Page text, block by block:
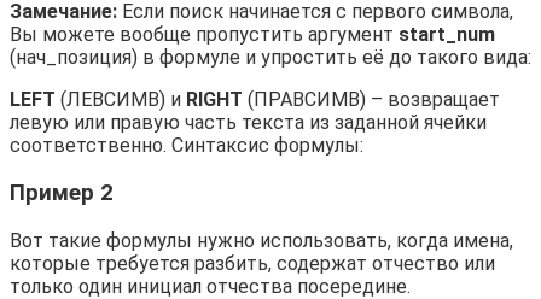
Замечание: Если поиск начинается с первого символа,
Вы можете вообще пропустить аргумент start_num
(нач_позиция) в формуле и упростить её до такого вида:
LEFT (ЛЕВСИМВ) и RIGHT (ПРАВСИМВ) – возвращает
левую или правую часть текста из заданной ячейки
соответственно. Синтаксис формулы:
Пример 2
Вот такие формулы нужно использовать, когда имена,
которые требуется разбить, содержат отчество или
только один инициал отчества посередине.